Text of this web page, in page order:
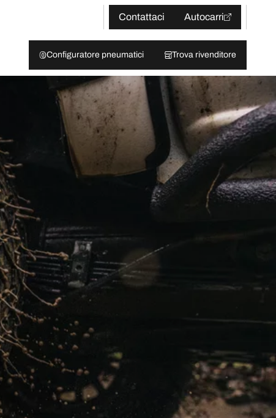
Contattaci
Autocarri
Configuratore pneumatici Trova rivenditore